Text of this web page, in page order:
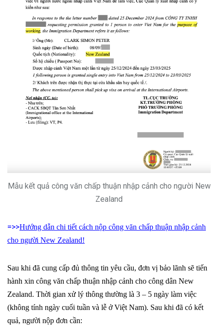
Mẫu kết quả công văn chấp thuận nhập cảnh cho người New
Zealand
=>>Hướng dẫn chi tiết cách nộp công văn chấp thuận nhập cảnh
cho người New Zealand!
Sau khi đã cung cấp đủ thông tin yêu cầu, đơn vị bảo lãnh sẽ tiến
hành xin công văn chấp thuận nhập cảnh cho công dân New
Zealand. Thời gian xử lý thông thường là 3 – 5 ngày làm việc
(không tính ngày cuối tuần và lễ ở Việt Nam). Sau khi đã có kết
quả, người nộp đơn cần: